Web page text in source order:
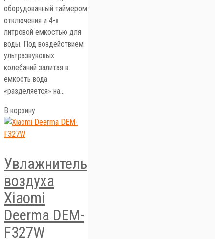
оборудованный таймером
отключения и 4-х
литровой емкостью для
воды. Под воздействием
ультразвуковых
колебаний залитая в
емкость вода
«разделяется» на…
В корзину
Увлажнитель
воздуха
Xiaomi
Deerma DEM-
F327W